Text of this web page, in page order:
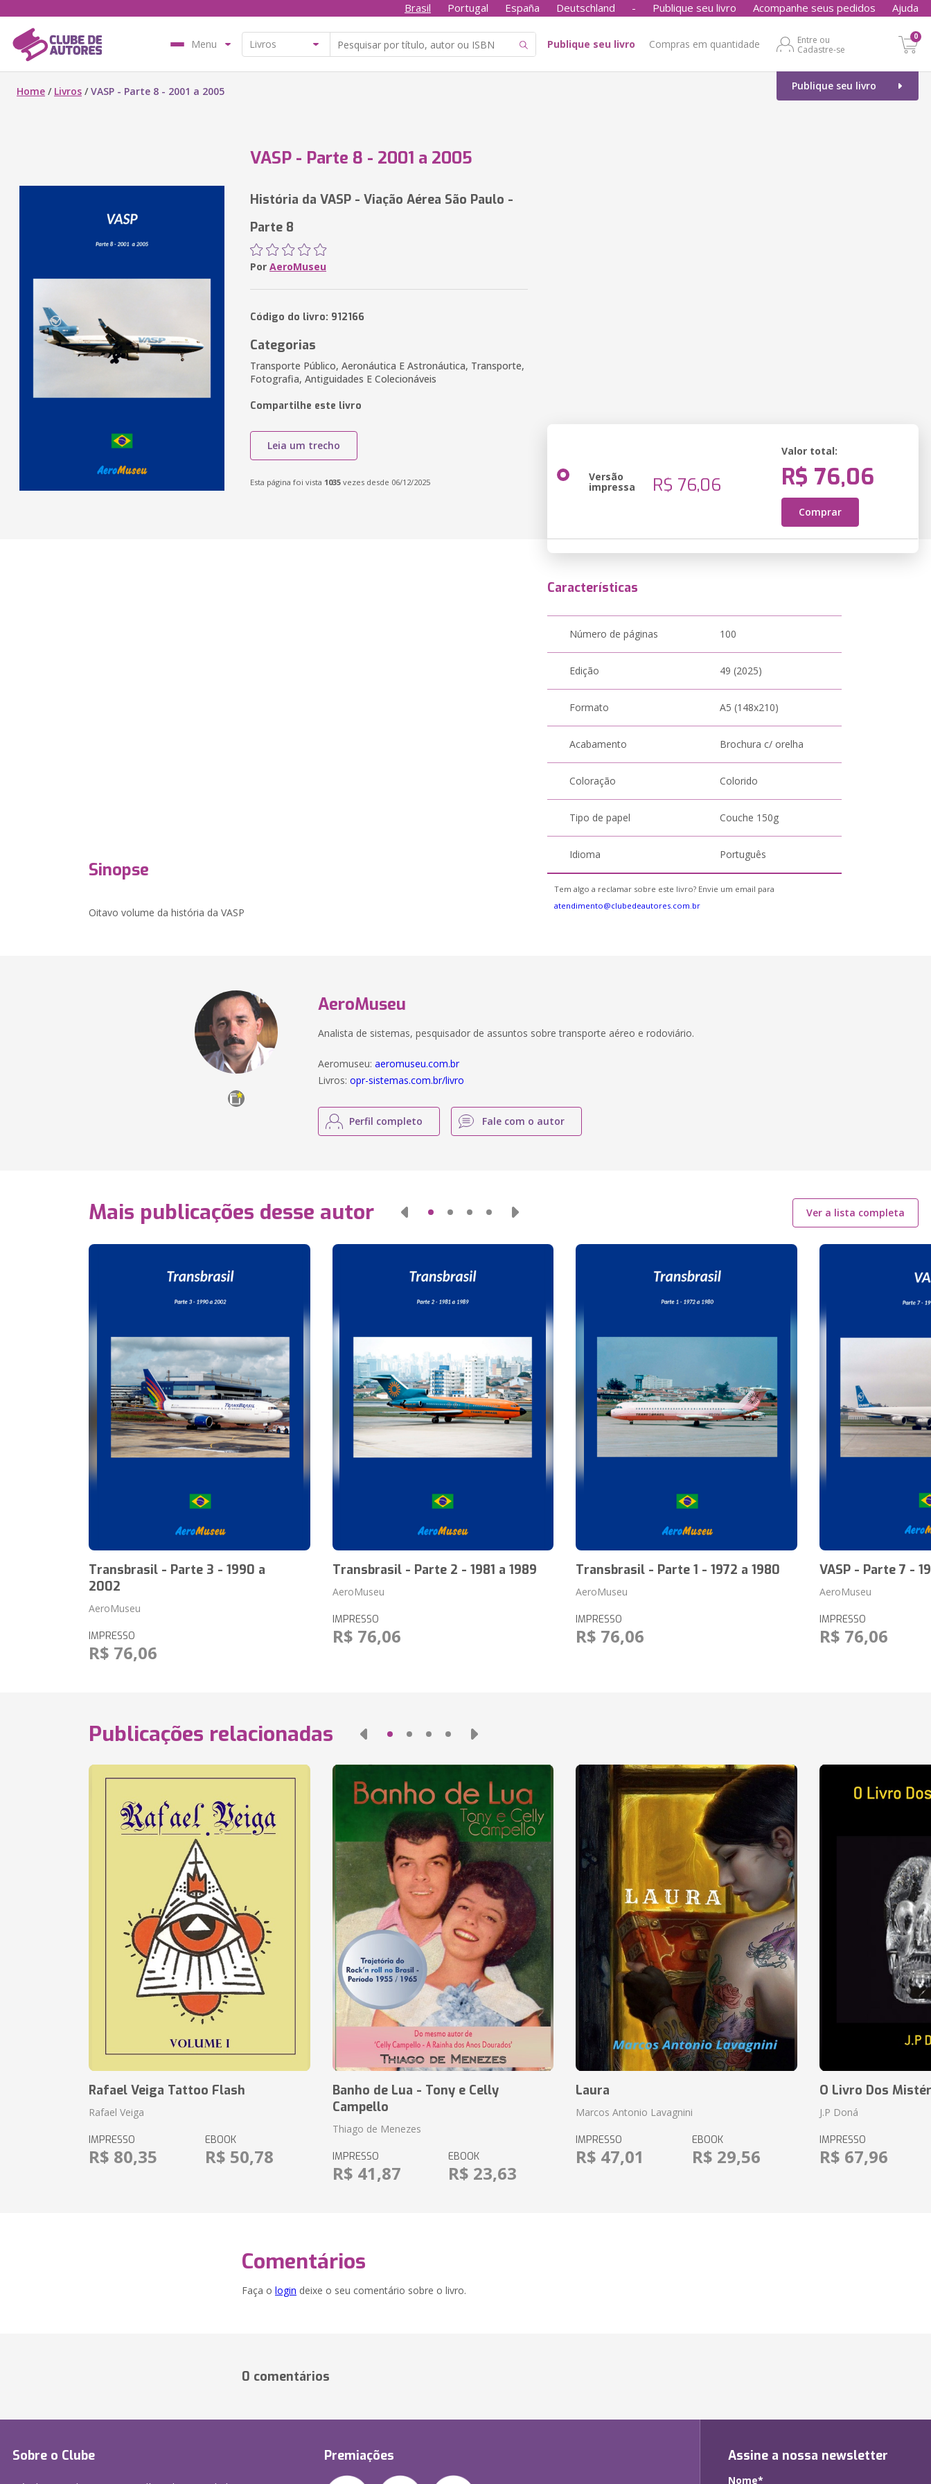
Brasil Portugal España Deutschland - Publique seu livro Acompanhe seus pedidos Ajuda
Menu Publique seu livro Compras em quantidade
Entre ou
Cadastre-se
0
Publique seu livro
Home / Livros /VASP - Parte 8 - 2001 a 2005
VASP - Parte 8 - 2001 a 2005
História da VASP - Viação Aérea São Paulo -
Parte 8
Por AeroMuseu
Código do livro: 912166
Categorias
Transporte Público, Aeronáutica E Astronáutica, Transporte,
Fotografia, Antiguidades E Colecionáveis
Compartilhe este livro
Leia um trecho
Esta página foi vista 1035 vezes desde 06/12/2025 Versão
impressa R$ 76,06
Valor total:
R$ 76,06
Comprar
Sinopse
Oitavo volume da história da VASP
Características
Número de páginas 100
Edição 49 (2025)
Formato A5 (148x210)
Acabamento Brochura c/ orelha
Coloração Colorido
Tipo de papel Couche 150g
Idioma Português
Tem algo a reclamar sobre este livro? Envie um email para
atendimento@clubedeautores.com.br
AeroMuseu
Analista de sistemas, pesquisador de assuntos sobre transporte aéreo e rodoviário.
Aeromuseu:aeromuseu.com.br
Livros:opr-sistemas.com.br/livro
Perfil completo Fale com o autor
Mais publicações desse autor Ver a lista completa
Transbrasil - Parte 3 - 1990 a
2002
AeroMuseu
IMPRESSO
R$ 76,06
Transbrasil - Parte 2 - 1981 a 1989
AeroMuseu
IMPRESSO
R$ 76,06
Transbrasil - Parte 1 - 1972 a 1980
AeroMuseu
IMPRESSO
R$ 76,06
VASP - Parte 7 -
AeroMuseu
IMPRESSO
R$ 76,06
Publicações relacionadas
Rafael Veiga Tattoo Flash
Rafael Veiga
IMPRESSO
R$ 80,35
EBOOK
R$ 50,78
Banho de Lua - Tony e Celly
Campello
Thiago de Menezes
IMPRESSO
R$ 41,87
EBOOK
R$ 23,63
Laura
Marcos Antonio Lavagnini
IMPRESSO
R$ 47,01
EBOOK
R$ 29,56
O Livro Dos
J.P Doná
IMPRESSO
R$ 67,96
Comentários
Faça o login deixe o seu comentário sobre o livro.
0 comentários
Sobre o Clube Premiações Assine a nossa newsletter
Nome*